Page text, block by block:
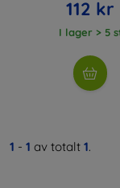
112 kr
I lager > 5
1 - 1 av totalt 1.